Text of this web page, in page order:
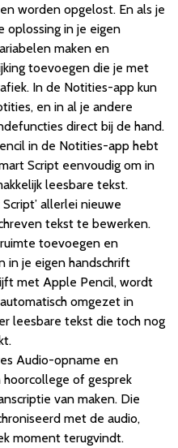
worden opgelost. En als je
oplossing in je eigen
maken en
toevoegen die je met
In de Notities-app kun
en in al je andere
direct bij de hand.
in de Notities-app hebt
Script eenvoudig om in
leesbare tekst.
allerlei nieuwe
tekst te bewerken.
toevoegen en
in je eigen handschrift
met Apple Pencil, wordt
omgezet in
leesbare tekst die toch nog
Audio-opname en
hoorcollege of gesprek
van maken. Die
met de audio,
moment terugvindt.